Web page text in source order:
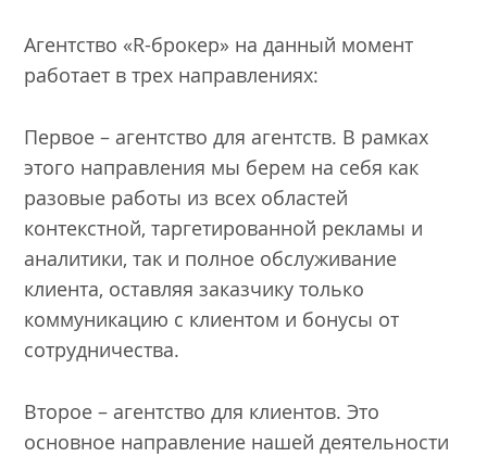
Агентство «R-брокер» на данный момент
работает в трех направлениях:
Первое – агентство для агентств. В рамках
этого направления мы берем на себя как
разовые работы из всех областей
контекстной, таргетированной рекламы и
аналитики, так и полное обслуживание
клиента, оставляя заказчику только
коммуникацию с клиентом и бонусы от
сотрудничества.
Второе – агентство для клиентов. Это
основное направление нашей деятельности